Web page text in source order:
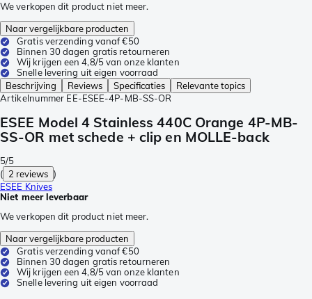
We verkopen dit product niet meer.
Naar vergelijkbare producten
Gratis verzending vanaf €50
Binnen 30 dagen gratis retourneren
Wij krijgen een 4,8/5 van onze klanten
Snelle levering uit eigen voorraad
Beschrijving
Reviews Specificaties
Relevante topics
Artikelnummer EE-ESEE-4P-MB-SS-OR
ESEE Model 4 Stainless 440C Orange 4P-MB-
SS-OR met schede + clip en MOLLE-back
5/5
( 2 reviews )
ESEE Knives
Niet meer leverbaar
We verkopen dit product niet meer.
Naar vergelijkbare producten
Gratis verzending vanaf €50
Binnen 30 dagen gratis retourneren
Wij krijgen een 4,8/5 van onze klanten
Snelle levering uit eigen voorraad